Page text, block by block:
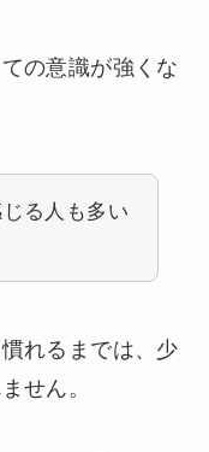
の意識が強くな
る人も多い
れるまでは、少
せん。